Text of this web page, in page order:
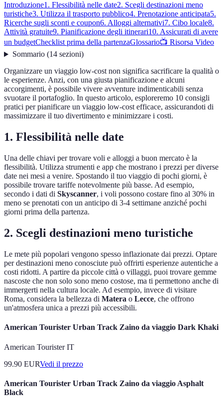
Introduzione1. Flessibilità nelle date2. Scegli destinazioni meno
turistiche3. Utilizza il trasporto pubblico4. Prenotazione anticipata5.
Ricerche sugli sconti e coupon6. Alloggi alternativi7. Cibo locale8.
Attività gratuite9. Pianificazione degli itinerari10. Assicurati di avere
un budgetChecklist prima della partenzaGlossario📺 Risorsa Video
Sommario(14 sezioni)
Organizzare un viaggio low-cost non significa sacrificare la qualità o
le esperienze. Anzi, con una giusta pianificazione e alcuni
accorgimenti, è possibile vivere avventure indimenticabili senza
svuotare il portafoglio. In questo articolo, esploreremo 10 consigli
pratici per pianificare un viaggio low-cost efficace, assicurandoti di
massimizzare il tuo divertimento e minimizzare i costi.
1. Flessibilità nelle date
Una delle chiavi per trovare voli e alloggi a buon mercato è la
flessibilità. Utilizza strumenti e app che mostrano i prezzi per diverse
date nei mesi a venire. Spostando il tuo viaggio di pochi giorni, è
possibile trovare tariffe notevolmente più basse. Ad esempio,
secondo i dati di Skyscanner, i voli possono costare fino al 30% in
meno se prenotati con un anticipo di 3-4 settimane anziché pochi
giorni prima della partenza.
2. Scegli destinazioni meno turistiche
Le mete più popolari vengono spesso inflazionate dai prezzi. Optare
per destinazioni meno conosciute può offrirti esperienze autentiche a
costi ridotti. A partire da piccole città o villaggi, puoi trovare gemme
nascoste che non solo sono meno costose, ma ti permettono anche di
immergerti nella cultura locale. Ad esempio, invece di visitare
Roma, considera la bellezza di Matera o Lecce, che offrono
un'atmosfera unica a prezzi più accessibili.
American Tourister Urban Track Zaino da viaggio Dark Khaki
American Tourister IT
99.90 EURVedi il prezzo
American Tourister Urban Track Zaino da viaggio Asphalt
Black